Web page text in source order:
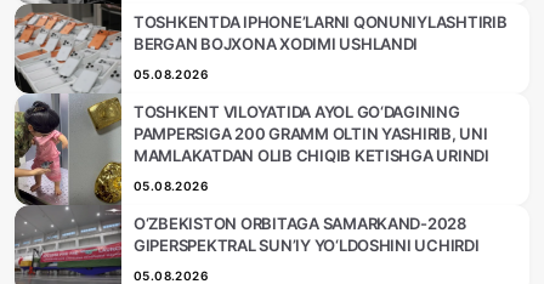
TOSHKENTDA IPHONE’LARNI QONUNIYLASHTIRIB
BERGAN BOJXONA XODIMI USHLANDI
05.08.2026
TOSHKENT VILOYATIDA AYOL GO‘DAGINING
PAMPERSIGA 200 GRAMM OLTIN YASHIRIB, UNI
MAMLAKATDAN OLIB CHIQIB KETISHGA URINDI
05.08.2026
O‘ZBEKISTON ORBITAGA SAMARKAND-2028
GIPERSPEKTRAL SUN’IY YO‘LDOSHINI UCHIRDI
05.08.2026